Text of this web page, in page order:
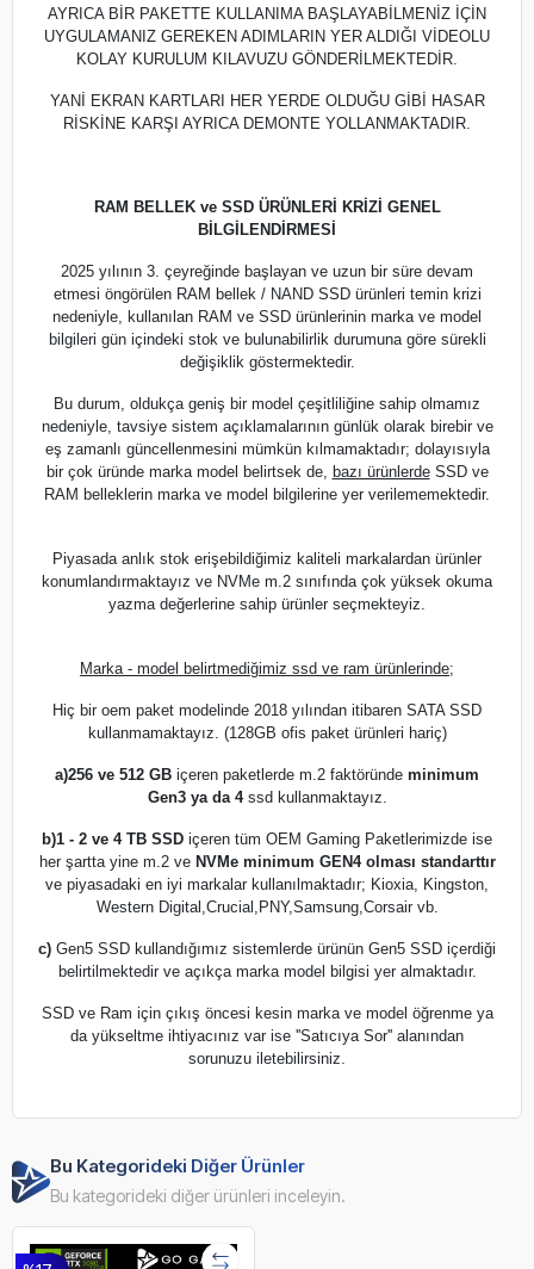
AYRICA BİR PAKETTE KULLANIMA BAŞLAYABİLMENİZ İÇİN
UYGULAMANIZ GEREKEN ADIMLARIN YER ALDIĞI VİDEOLU
KOLAY KURULUM KILAVUZU GÖNDERİLMEKTEDİR.
YANİ EKRAN KARTLARI HER YERDE OLDUĞU GİBİ HASAR
RİSKİNE KARŞI AYRICA DEMONTE YOLLANMAKTADIR.
RAM BELLEK ve SSD ÜRÜNLERİ KRİZİ GENEL
BİLGİLENDİRMESİ
2025 yılının 3. çeyreğinde başlayan ve uzun bir süre devam
etmesi öngörülen RAM bellek / NAND SSD ürünleri temin krizi
nedeniyle, kullanılan RAM ve SSD ürünlerinin marka ve model
bilgileri gün içindeki stok ve bulunabilirlik durumuna göre sürekli
değişiklik göstermektedir.
Bu durum, oldukça geniş bir model çeşitliliğine sahip olmamız
nedeniyle, tavsiye sistem açıklamalarının günlük olarak birebir ve
eş zamanlı güncellenmesini mümkün kılmamaktadır; dolayısıyla
bir çok üründe marka model belirtsek de, bazı ürünlerdeSSD ve
RAM belleklerin marka ve model bilgilerine yer verilememektedir.
Piyasada anlık stok erişebildiğimiz kaliteli markalardan ürünler
konumlandırmaktayız ve NVMe m.2 sınıfında çok yüksek okuma
yazma değerlerine sahip ürünler seçmekteyiz.
Marka - model belirtmediğimiz ssd ve ram ürünlerinde;
Hiç bir oem paket modelinde 2018 yılından itibaren SATA SSD
kullanmamaktayız. (128GB ofis paket ürünleri hariç)
a)256 ve 512 GB içeren paketlerde m.2 faktöründe minimum
Gen3 ya da 4ssd kullanmaktayız.
b)1 - 2 ve 4 TB SSD içeren tüm OEM Gaming Paketlerimizde ise
her şartta yine m.2 ve NVMe minimum GEN4 olması standarttır
ve piyasadaki en iyi markalar kullanılmaktadır; Kioxia, Kingston,
Western Digital,Crucial,PNY,Samsung,Corsair vb.
c) Gen5 SSD kullandığımız sistemlerde ürünün Gen5 SSD içerdiği
belirtilmektedir ve açıkça marka model bilgisi yer almaktadır.
SSD ve Ram için çıkış öncesi kesin marka ve model öğrenme ya
da yükseltme ihtiyacınız var ise ''Satıcıya Sor'' alanından
sorunuzu iletebilirsiniz.
Bu Kategorideki Diğer Ürünler
Bu kategorideki diğer ürünleri inceleyin.